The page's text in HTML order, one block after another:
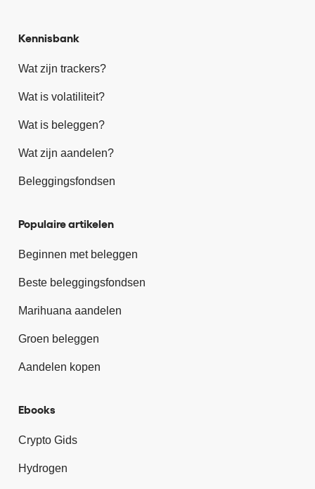
Kennisbank
Wat zijn trackers?
Wat is volatiliteit?
Wat is beleggen?
Wat zijn aandelen?
Beleggingsfondsen
Populaire artikelen
Beginnen met beleggen
Beste beleggingsfondsen
Marihuana aandelen
Groen beleggen
Aandelen kopen
Ebooks
Crypto Gids
Hydrogen